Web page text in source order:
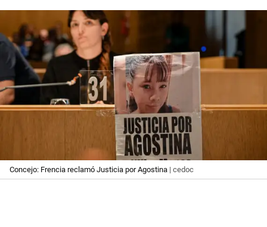
Concejo: Frencia reclamó Justicia por Agostina | cedoc